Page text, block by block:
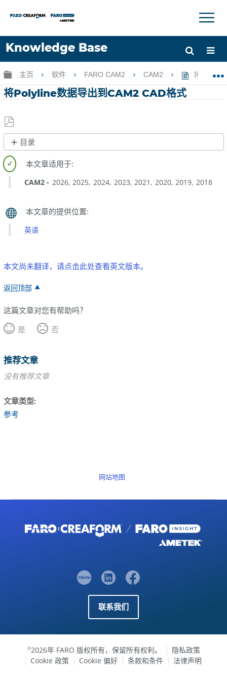
Knowledge Base
语言
获取帮助 注册
×
扩展/隐缩全局层次
主页 软件 FARO CAM2 CAM2 将
将Polyline数据导出到CAM2 CAD格式
另
存
为
PDF
目录
无
页
眉
CAM2 2026 2025 2024 2023 2021 2020 2019 2018
英语
本文尚未翻译，请点击此处查看英文版本。
返回顶部
这篇文章对您有帮助吗？
是
否
推荐文章
没有推荐文章
文章类型
参考
网站地图
联系我们
©2026年 FARO 版权所有，保留所有权利。
隐私政策
Cookie 政策
Cookie 偏好 条款和条件 法律声明